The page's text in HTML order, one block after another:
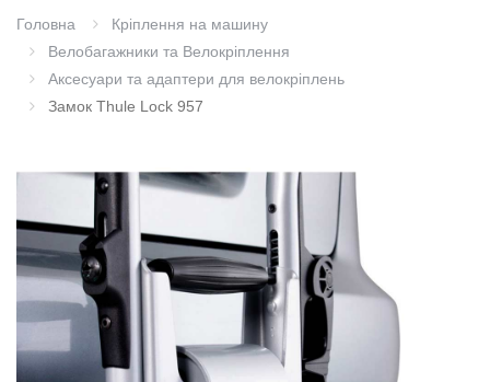
Головна
Кріплення на машину
Велобагажники та Велокріплення
Аксесуари та адаптери для велокріплень
Замок Thule Lock 957